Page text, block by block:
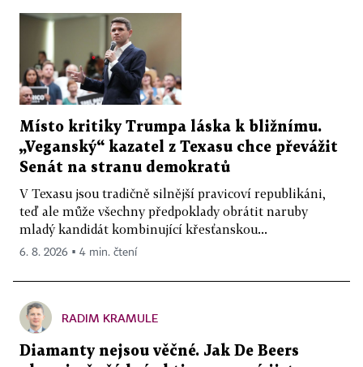
Místo kritiky Trumpa láska k bližnímu.
„Veganský“ kazatel z Texasu chce převážit
Senát na stranu demokratů
V Texasu jsou tradičně silnější pravicoví republikáni,
teď ale může všechny předpoklady obrátit naruby
mladý kandidát kombinující křesťanskou...
6. 8. 2026 ▪ 4 min. čtení
RADIM KRAMULE
Diamanty nejsou věčné. Jak De Beers